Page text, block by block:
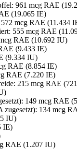
961 mcg RAE
(19.065 IE)
572 mcg RAE (11.434
555 mcg RAE
RAE (10.692 IU)
(9.433 IE)
(9.334 IU)
RAE (8.854 IE)
RAE (7.220 IE)
215 mcg RAE
149 mcg RAE
134 mcg
IU)
IE)
RAE (1.207 IU)